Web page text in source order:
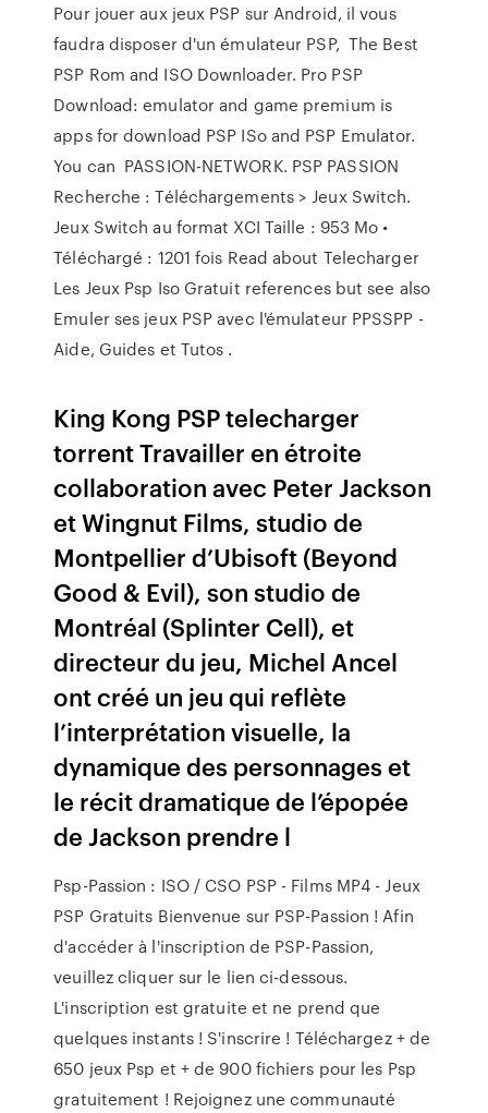
Pour jouer aux jeux PSP sur Android, il vous
faudra disposer d'un émulateur PSP, The Best
PSP Rom and ISO Downloader. Pro PSP
Download: emulator and game premium is
apps for download PSP ISo and PSP Emulator.
You can PASSION-NETWORK. PSP PASSION
Recherche : Téléchargements > Jeux Switch.
Jeux Switch au format XCI Taille : 953 Mo •
Téléchargé : 1201 fois Read about Telecharger
Les Jeux Psp Iso Gratuit references but see also
Emuler ses jeux PSP avec l'émulateur PPSSPP -
Aide, Guides et Tutos .
King Kong PSP telecharger
torrent Travailler en étroite
collaboration avec Peter Jackson
et Wingnut Films, studio de
Montpellier d’Ubisoft (Beyond
Good & Evil), son studio de
Montréal (Splinter Cell), et
directeur du jeu, Michel Ancel
ont créé un jeu qui reflète
l’interprétation visuelle, la
dynamique des personnages et
le récit dramatique de l’épopée
de Jackson prendre l
Psp-Passion : ISO / CSO PSP - Films MP4 - Jeux
PSP Gratuits Bienvenue sur PSP-Passion ! Afin
d'accéder à l'inscription de PSP-Passion,
veuillez cliquer sur le lien ci-dessous.
L'inscription est gratuite et ne prend que
quelques instants ! S'inscrire ! Téléchargez + de
650 jeux Psp et + de 900 fichiers pour les Psp
gratuitement ! Rejoignez une communauté